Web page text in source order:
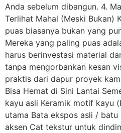
Anda sebelum dibangun. 4.
Terlihat Mahal (Meski Bukan)
puas biasanya bukan yang
Mereka yang paling puas
harus berinvestasi material
tanpa mengorbankan kesan
praktis dari dapur proyek
Bisa Hemat di Sini Lantai
kayu asli Keramik motif kayu
utama Bata ekspos asli /
aksen Cat tekstur untuk